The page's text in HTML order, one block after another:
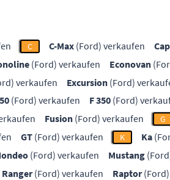
C C-Max (Ford) verkaufen
(Ford) verkaufen Econovan
verkaufen Excursion (Ford)
(Ford) verkaufen F 350 (Ford)
Fusion (Ford) verkaufen G
GT (Ford) verkaufen K Ka
(Ford) verkaufen Mustang
Ranger(Ford) verkaufen Raptor